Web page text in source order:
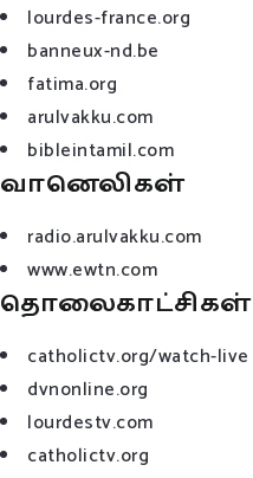
lourdes-france.org
banneux-nd.be
fatima.org
arulvakku.com
bibleintamil.com
வானெலிகள்
radio.arulvakku.com
www.ewtn.com
தொலைகாட்சிகள்
catholictv.org/watch-live
dvnonline.org
lourdestv.com
catholictv.org